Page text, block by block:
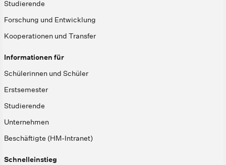
Studierende
Forschung und Entwicklung
Kooperationen und Transfer
Informationen für
Schülerinnen und Schüler
Erstsemester
Studierende
Unternehmen
Beschäftigte (HM-Intranet)
Schnelleinstieg